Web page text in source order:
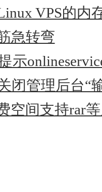
VPS的内
急转弯
示
闭管理后台“
空间支持rar